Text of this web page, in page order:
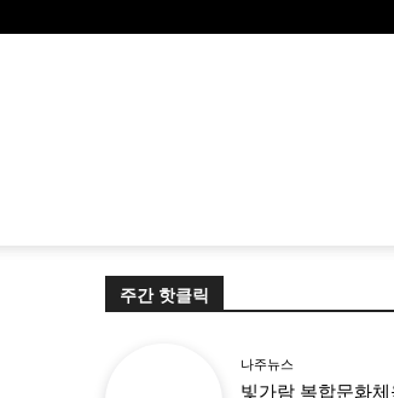
주간 핫클릭
나주뉴스
빛가람 복합문화체